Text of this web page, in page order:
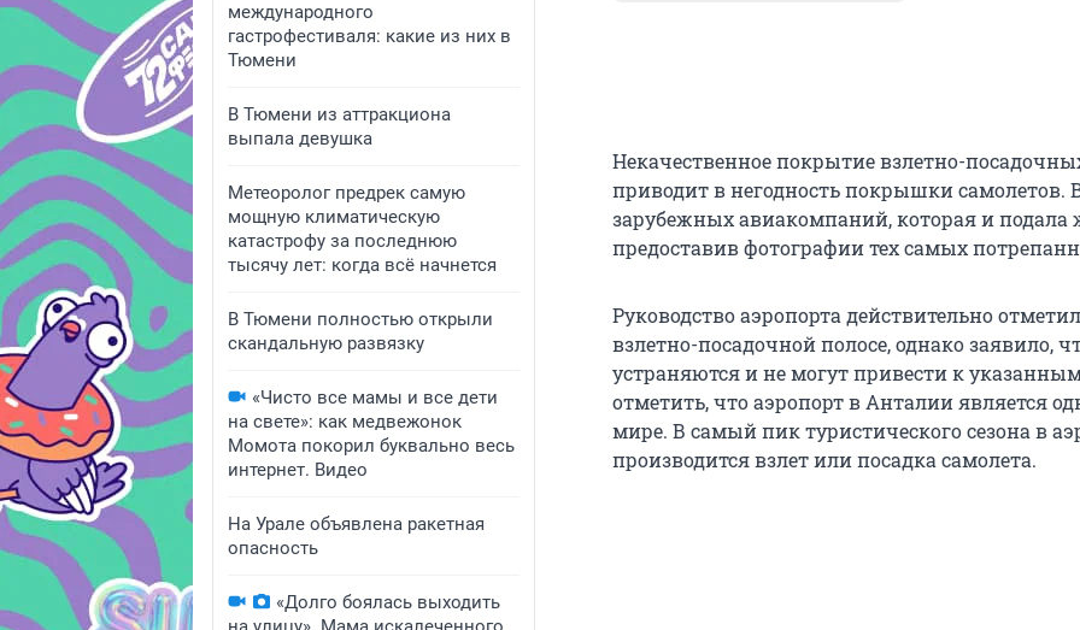
международного
гастрофестиваля: какие из них в
Тюмени
В Тюмени из аттракциона
выпала девушка
Метеоролог предрек самую
мощную климатическую
катастрофу за последнюю
тысячу лет: когда всё начнется
В Тюмени полностью открыли
скандальную развязку
«Чисто все мамы и все дети
на свете»: как медвежонок
Момота покорил буквально весь
интернет. Видео
На Урале объявлена ракетная
опасность
«Долго боялась выходить
Некачественное покрытие взлетно-
приводит в негодность покрышки самолетов.
зарубежных авиакомпаний, которая и подала
предоставив фотографии тех самых
Руководство аэропорта действительно
взлетно-посадочной полосе, однако заявило,
устраняются и не могут привести к
отметить, что аэропорт в Анталии является
мире. В самый пик туристического сезона в
производится взлет или посадка самолета.